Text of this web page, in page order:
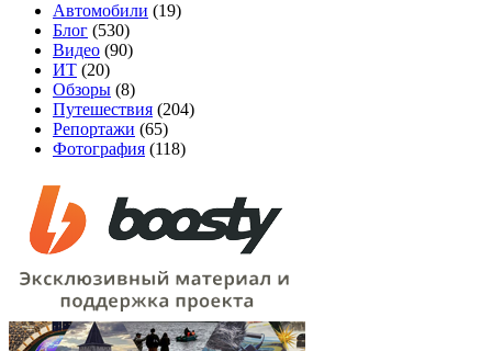
Автомобили (19)
Блог (530)
Видео (90)
ИТ (20)
Обзоры (8)
Путешествия (204)
Репортажи (65)
Фотография (118)